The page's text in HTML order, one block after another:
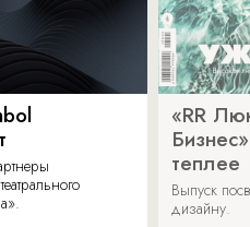
«RR
теплее
Выпуск
дизайну.